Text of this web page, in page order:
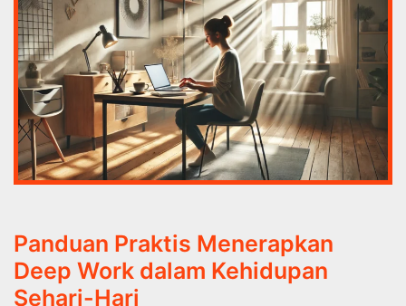
Panduan Praktis Menerapkan
Deep Work dalam Kehidupan
Sehari-Hari